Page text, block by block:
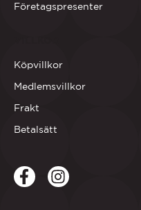
Företagspresenter
Köpvillkor
Medlemsvillkor
Frakt
Betalsätt
FacebookLinkedIn